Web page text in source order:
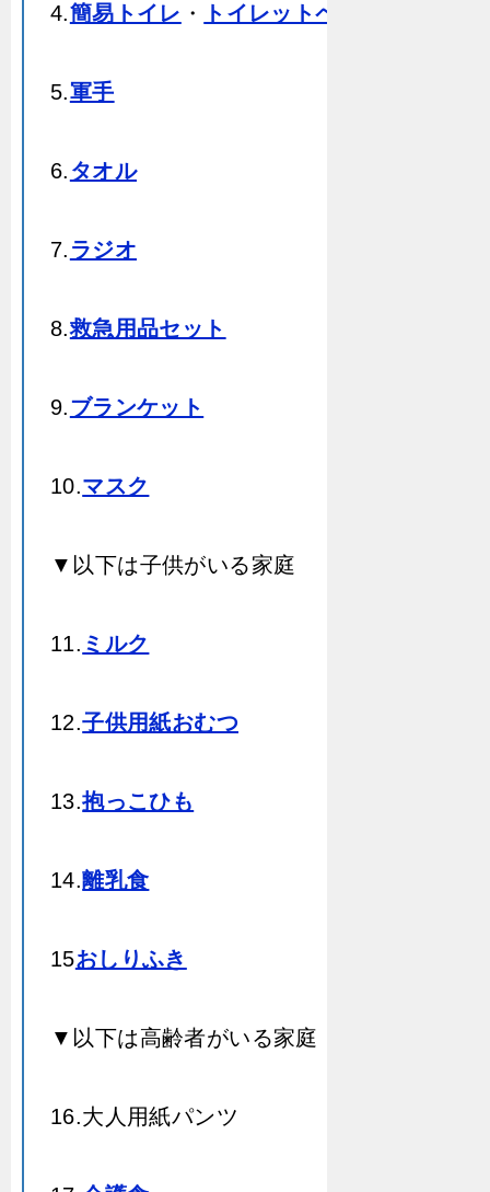
4.簡易トイレ ・ トイレットペーパー
5.軍手
6. タオル
7. ラジオ
8.救急用品セット
9.ブランケット
10.マスク
▼以下は子供がいる家庭
11. ミルク
12.子供用紙おむつ
13.抱っこひも
14.離乳食
15おしりふき
▼以下は高齢者がいる家庭
16.大人用紙パンツ